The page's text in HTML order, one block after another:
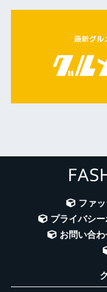
ファ
プライバシ
お問い合わ